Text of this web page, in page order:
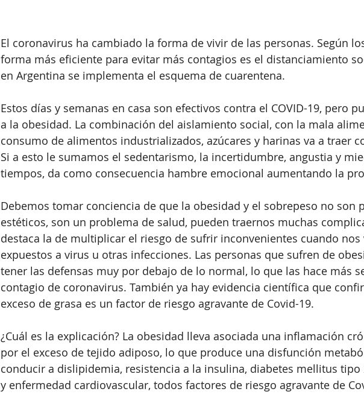
El coronavirus ha cambiado la forma de vivir de las personas. Según
forma más eficiente para evitar más contagios es el distanciamiento
en Argentina se implementa el esquema de cuarentena.
Estos días y semanas en casa son efectivos contra el COVID-19, pero
a la obesidad. La combinación del aislamiento social, con la mala
consumo de alimentos industrializados, azúcares y harinas va a traer
Si a esto le sumamos el sedentarismo, la incertidumbre, angustia y
tiempos, da como consecuencia hambre emocional aumentando la
Debemos tomar conciencia de que la obesidad y el sobrepeso no son
estéticos, son un problema de salud, pueden traernos muchas
destaca la de multiplicar el riesgo de sufrir inconvenientes cuando nos
expuestos a virus u otras infecciones. Las personas que sufren de
tener las defensas muy por debajo de lo normal, lo que las hace más
contagio de coronavirus. También ya hay evidencia científica que
exceso de grasa es un factor de riesgo agravante de Covid-19.
¿Cuál es la explicación? La obesidad lleva asociada una inflamación
por el exceso de tejido adiposo, lo que produce una disfunción
conducir a dislipidemia, resistencia a la insulina, diabetes mellitus tipo
y enfermedad cardiovascular, todos factores de riesgo agravante de